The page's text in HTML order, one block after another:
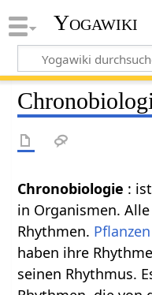
Yogawiki
Chronobiologie :
in Organismen.
Rhythmen. Pflanzen
haben ihre
seinen Rhythmus.